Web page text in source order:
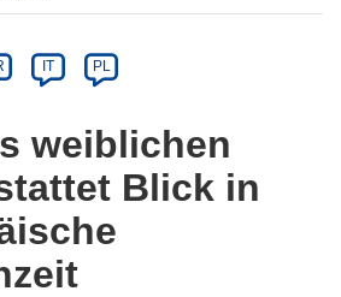
IT PL
weiblichen
Blick in